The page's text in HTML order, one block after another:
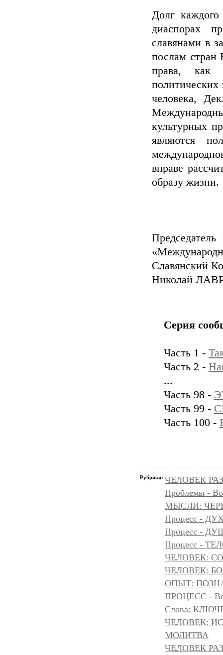
Долг
диаспорах
славянами в
послам стран
права, как
политических
человека,
культурных
являются
вправе
образу жизни.
Славянский
Николай
Серия
Часть 1 -
Часть 2 -
...
Часть 98 -
Часть 99 -
Часть 100 -
Рубрики: ЧЕЛОВЕК
Проблемы -
МЫСЛИ:
Процесс -
Процесс -
Процесс -
ЧЕЛОВЕК:
ЧЕЛОВЕК:
ОПЫТ:
ПРОЦЕСС -
Слова:
ЧЕЛОВЕК:
МОЛИТВА
ЧЕЛОВЕК